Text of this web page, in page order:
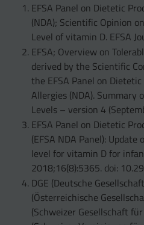
EFSA Panel on Dietetic
(NDA); Scientific Opinion
Level of vitamin D. EFSA
EFSA; Overview on
derived by the Scientific
the EFSA Panel on
Allergies (NDA). Summary
Levels – version 4
EFSA Panel on Dietetic
(EFSA NDA Panel):
level for vitamin D for
2018;16(8):5365. doi:
DGE (Deutsche
(Österreichische
(Schweizer Gesellschaft